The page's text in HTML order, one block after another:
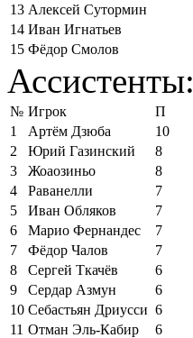
13 Алексей Сутормин
14 Иван Игнатьев
15 Фёдор Смолов
Ассистенты:
№ Игрок
П
1
Артём Дзюба
10
2
Юрий Газинский
8
3
Жоаозиньо
8
4
Раванелли
7
5
Иван Обляков
7
6
Марио Фернандес
7
7
Фёдор Чалов
7
8
Сергей Ткачёв
6
9
Сердар Азмун
6
10 Себастьян Дриусси 6
11 Отман Эль-Кабир
6